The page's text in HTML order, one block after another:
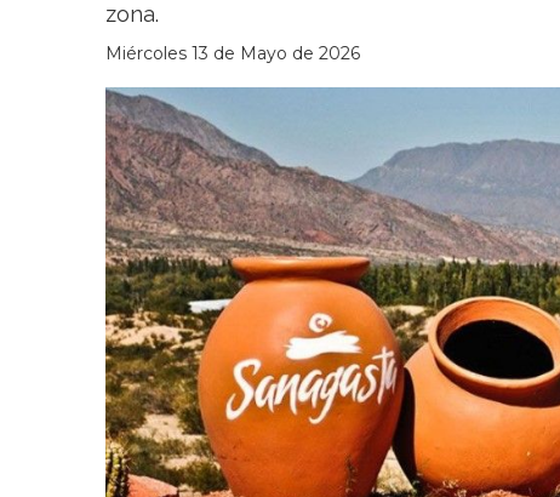
zona.
Miércoles 13 de Mayo de 2026